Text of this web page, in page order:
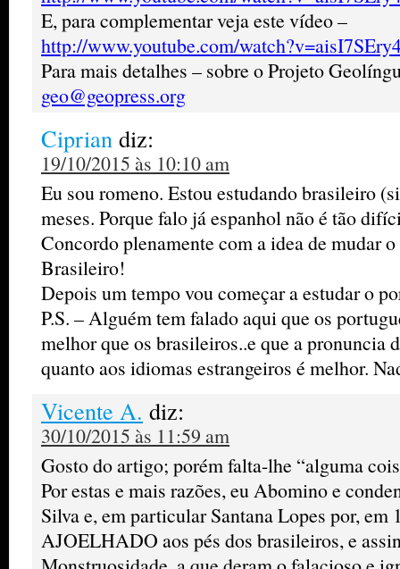
E, para complementar veja este vídeo –
http://www.youtube.com/
Para mais detalhes – sobre o Projeto
geo@geopress.org
Ciprian diz:
19/10/2015 às 10:10 am
Eu sou romeno. Estou estudando brasileiro
meses. Porque falo já espanhol não é tão
Concordo plenamente com a idea de mudar
Brasileiro!
Depois um tempo vou começar a estudar o
P.S. – Alguém tem falado aqui que os
melhor que os brasileiros..e que a pronuncia
quanto aos idiomas estrangeiros é melhor.
Vicente A. diz:
30/10/2015 às 11:59 am
Gosto do artigo; porém falta-lhe “alguma
Por estas e mais razões, eu Abomino e
Silva e, em particular Santana Lopes por, em
AJOELHADO aos pés dos brasileiros, e